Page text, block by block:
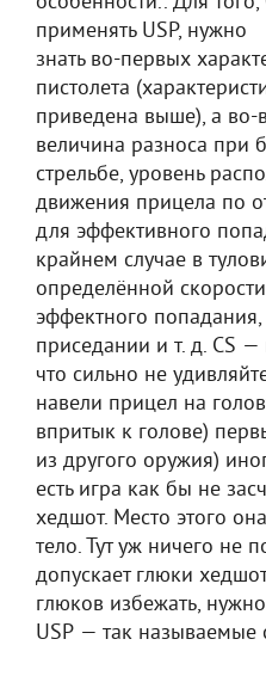
применять USP, нужно
знать во-первых
пистолета
приведена выше), а во-
величина разноса при
стрельбе, уровень
движения прицела по
для эффективного
крайнем случае в
определённой
эффектного
приседании и т. д. CS —
что сильно не
навели прицел на
впритык к голове)
из другого оружия)
есть игра как бы не
хедшот. Место этого
тело. Тут уж ничего не
допускает глюки
глюков избежать,
USP — так называемые